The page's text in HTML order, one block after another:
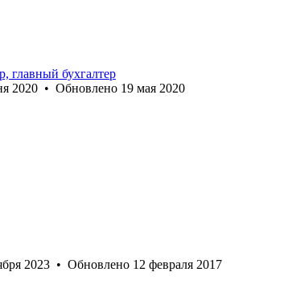
главный бухгалтер
2020 • Обновлено 19 мая 2020
2023 • Обновлено 12 февраля 2017